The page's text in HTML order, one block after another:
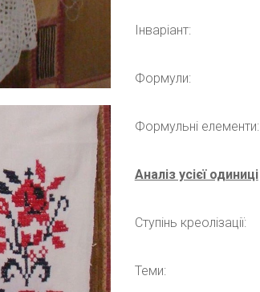
Інваріант:
Формули:
Формульні елементи:
Аналіз усієї одиниці
Ступінь креолізації:
Теми: